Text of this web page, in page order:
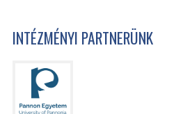
INTÉZMÉNYI PARTNERÜNK